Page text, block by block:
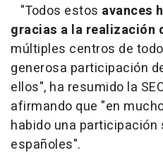
"Todos estos avances
gracias a la realización
múltiples centros de
generosa participación
ellos", ha resumido la
afirmando que "en
habido una
españoles".